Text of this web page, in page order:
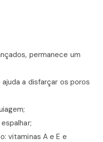
permanece um
a disfarçar os poros
vitaminas A e E e